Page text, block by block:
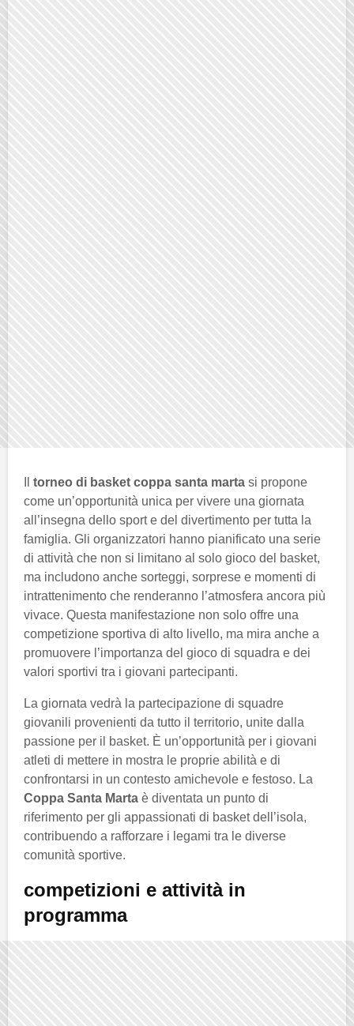
torneo di basket coppa santa marta si propone
come un’opportunità unica per vivere una giornata
all’insegna dello sport e del divertimento per tutta la
famiglia. Gli organizzatori hanno pianificato una serie
di attività che non si limitano al solo gioco del basket,
ma includono anche sorteggi, sorprese e momenti di
intrattenimento che renderanno l’atmosfera ancora più
vivace. Questa manifestazione non solo offre una
competizione sportiva di alto livello, ma mira anche a
promuovere l’importanza del gioco di squadra e dei
valori sportivi tra i giovani partecipanti.
La giornata vedrà la partecipazione di squadre
giovanili provenienti da tutto il territorio, unite dalla
passione per il basket. È un’opportunità per i giovani
atleti di mettere in mostra le proprie abilità e di
confrontarsi in un contesto amichevole e festoso. La
Coppa Santa Marta è diventata un punto di
riferimento per gli appassionati di basket dell’isola,
contribuendo a rafforzare i legami tra le diverse
comunità sportive.
competizioni e attività in
programma